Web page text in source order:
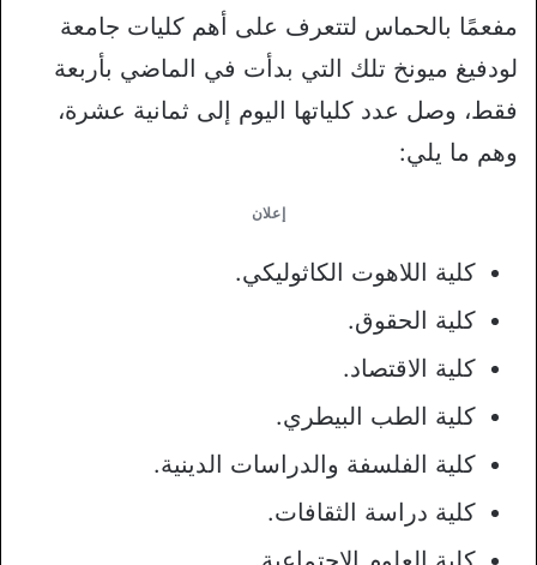
مفعمًا بالحماس لتتعرف على أهم كليات جامعة
لودفيغ ميونخ تلك التي بدأت في الماضي بأربعة
فقط، وصل عدد كلياتها اليوم إلى ثمانية عشرة،
وهم ما يلي:
إعلان
كلية اللاهوت الكاثوليكي.
كلية الحقوق.
كلية الاقتصاد.
كلية الطب البيطري.
كلية الفلسفة والدراسات الدينية.
كلية دراسة الثقافات.